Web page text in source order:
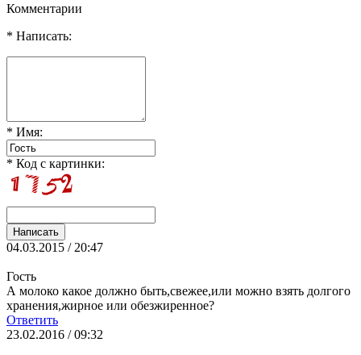
Комментарии
* Написать:
* Имя:
* Код с картинки:
04.03.2015 / 20:47
Гость
А молоко какое должно быть,свежее,или можно взять долгого
хранения,жирное или обезжиренное?
Ответить
23.02.2016 / 09:32